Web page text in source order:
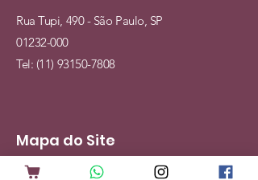
Rua Tupi, 490 - São Paulo, SP
01232-000
Tel: (11) 93150-7808
Mapa do Site
Cães